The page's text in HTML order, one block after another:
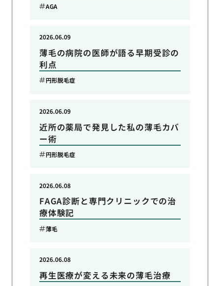
AGA
薄毛の病院の医師が語る早期受診の
利点
2026.06.09
円形脱毛症
近所の薬局で発見した私の薄毛カバ
ー術
2026.06.09
円形脱毛症
FAGA診断と専門クリニックでの治
療体験記
2026.06.08
薄毛
再生医療が変える未来の薄毛治療
2026.06.08